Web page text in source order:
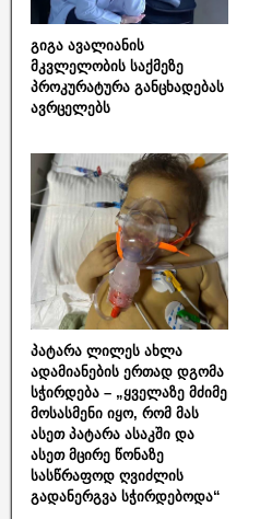
გიგა ავალიანის
მკვლელობის საქმეზე
პროკურატურა განცხადებას
ავრცელებს
პატარა ლილეს ახლა
ადამიანების ერთად დგომა
სჭირდება – „ყველაზე მძიმე
მოსასმენი იყო, რომ მას
ასეთ პატარა ასაკში და
ასეთ მცირე წონაზე
სასწრაფოდ ღვიძლის
გადანერგვა სჭირდებოდა“